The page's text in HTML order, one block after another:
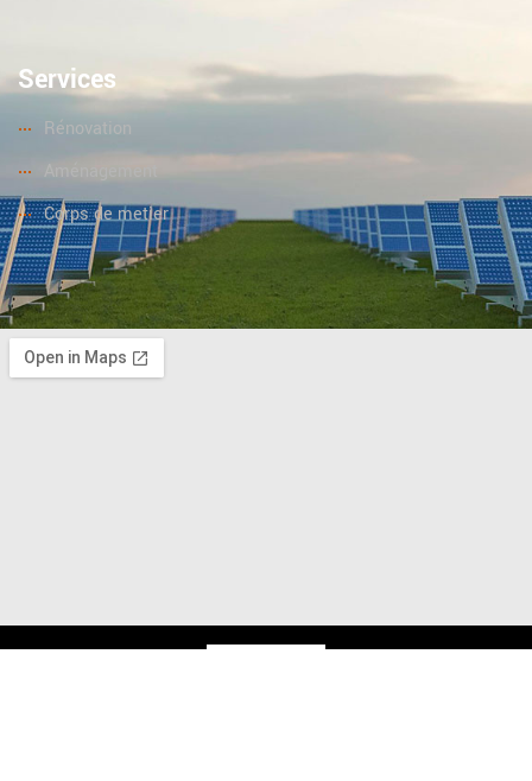
Services
Rénovation
Aménagement
Corps de metier